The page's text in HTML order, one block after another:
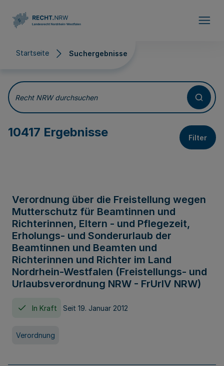
Startseite Suchergebnisse
Suchergebnisse
Recht NRW durchsuchen
10417 Ergebnisse Filter
Verordnung über die Freistellung wegen
Mutterschutz für Beamtinnen und
Richterinnen, Eltern - und Pflegezeit,
Erholungs- und Sonderurlaub der
Beamtinnen und Beamten und
Richterinnen und Richter im Land
Nordrhein-Westfalen (Freistellungs- und
Urlaubsverordnung NRW - FrUrlV NRW)
In Kraft Seit 19. Januar 2012
Verordnung